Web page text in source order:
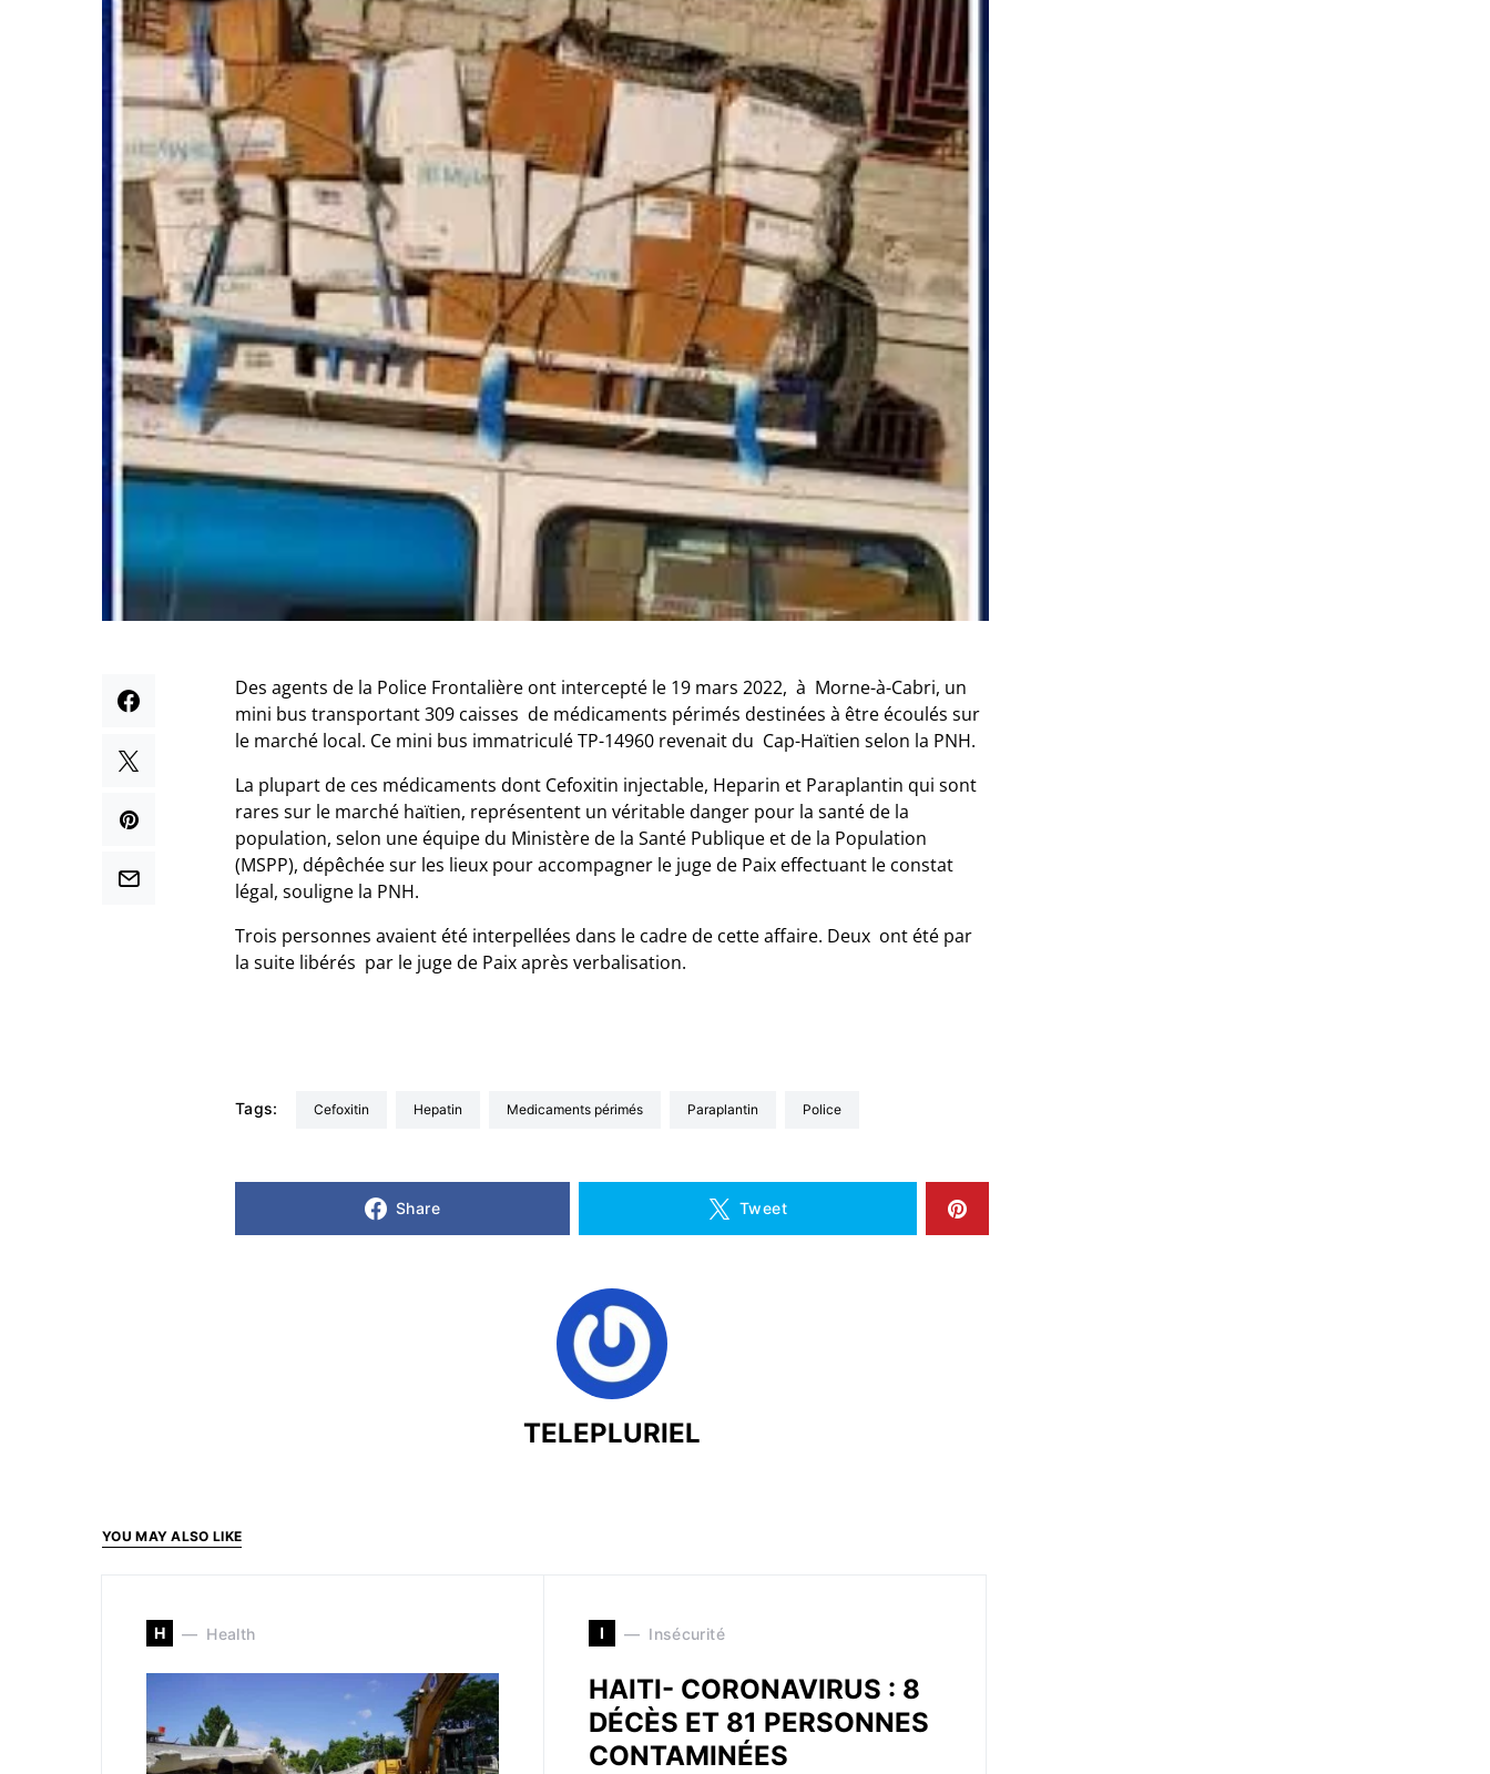
Des agents de la Police Frontalière ont intercepté le 19 mars 2022, à Morne-à-Cabri, un
mini bus transportant 309 caisses de médicaments périmés destinées à être écoulés sur
le marché local. Ce mini bus immatriculé TP-14960 revenait du Cap-Haïtien selon la PNH.
La plupart de ces médicaments dont Cefoxitin injectable, Heparin et Paraplantin qui sont
rares sur le marché haïtien, représentent un véritable danger pour la santé de la
population, selon une équipe du Ministère de la Santé Publique et de la Population
(MSPP), dépêchée sur les lieux pour accompagner le juge de Paix effectuant le constat
légal, souligne la PNH.
Trois personnes avaient été interpellées dans le cadre de cette affaire. Deux ont été par
la suite libérés par le juge de Paix après verbalisation.
Tags: cefoxitin Hepatin medicaments périmés Paraplantin police
Share Tweet
TELEPLURIEL
YOU MAY ALSO LIKE
H Health I Insécurité
HAITI- CORONAVIRUS : 8
DÉCÈS ET 81 PERSONNES
CONTAMINÉES